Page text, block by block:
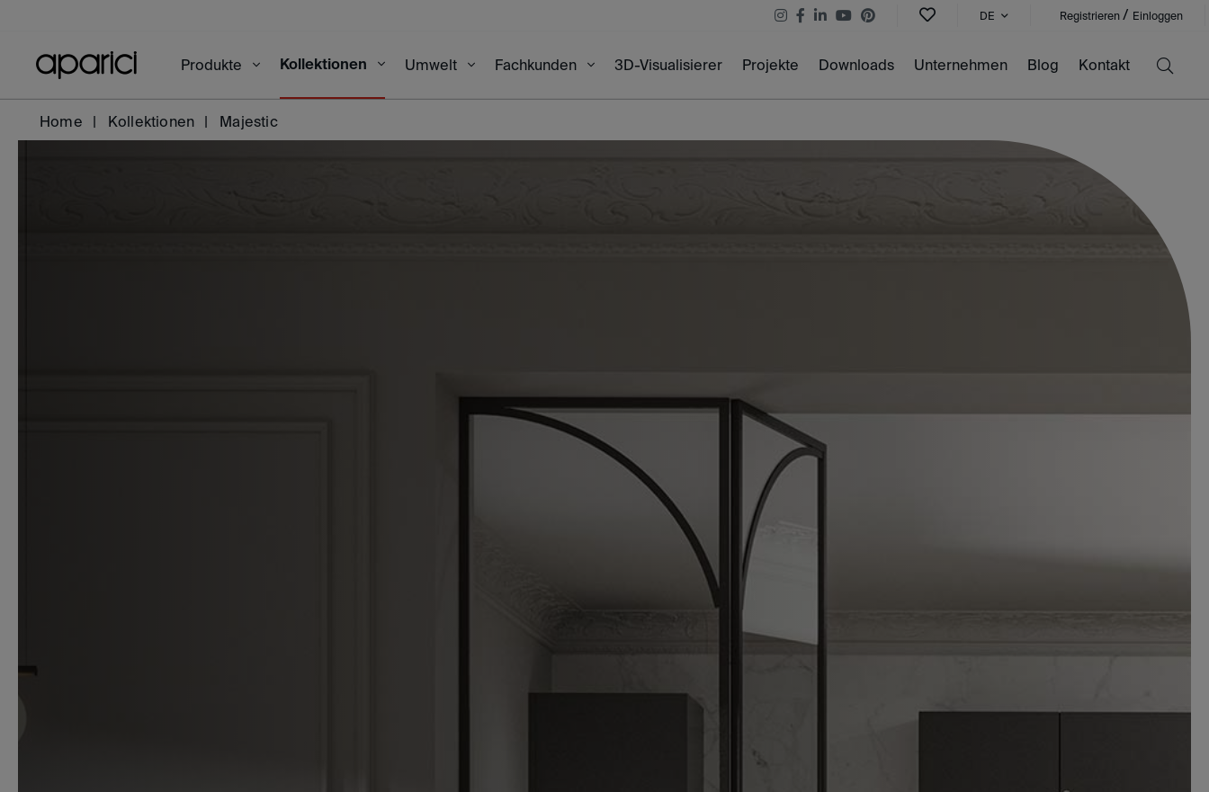
DE Registrieren / Einloggen
Produkte Kollektionen Umwelt Fachkunden 3D-Visualisierer Projekte Downloads Unternehmen Blog Kontakt
Home Kollektionen Majestic